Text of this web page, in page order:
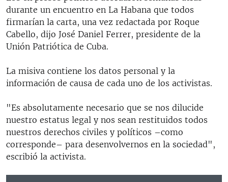
durante un encuentro en La Habana que todos
firmarían la carta, una vez redactada por Roque
Cabello, dijo José Daniel Ferrer, presidente de la
Unión Patriótica de Cuba.
La misiva contiene los datos personal y la
información de causa de cada uno de los activistas.
"Es absolutamente necesario que se nos dilucide
nuestro estatus legal y nos sean restituidos todos
nuestros derechos civiles y políticos –como
corresponde– para desenvolvernos en la sociedad",
escribió la activista.